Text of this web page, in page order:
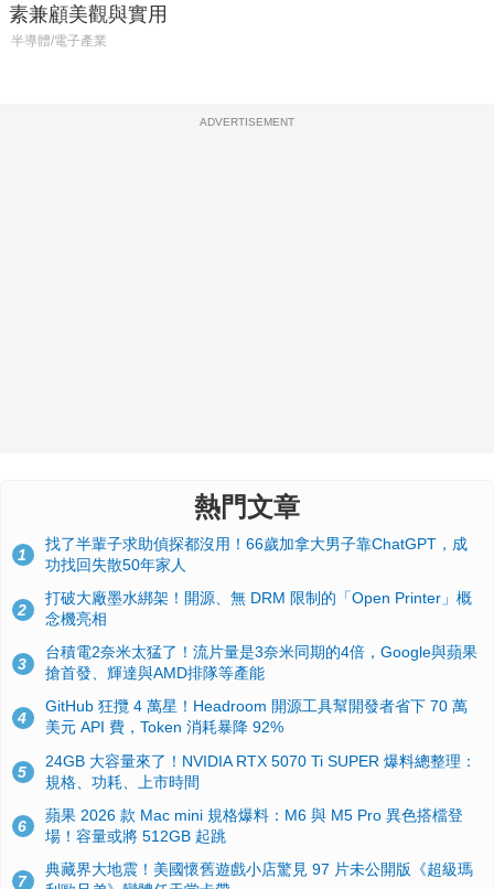
素兼顧美觀與實用
半導體/電子產業
ADVERTISEMENT
熱門文章
1
找了半輩子求助偵探都沒用！66歲加拿大男子靠ChatGPT，成
功找回失散50年家人
2
打破大廠墨水綁架！開源、無 DRM 限制的「Open Printer」概
念機亮相
3
台積電2奈米太猛了！流片量是3奈米同期的4倍，Google與蘋果
搶首發、輝達與AMD排隊等產能
4
GitHub 狂攬 4 萬星！Headroom 開源工具幫開發者省下 70 萬
美元 API 費，Token 消耗暴降 92%
5
24GB 大容量來了！NVIDIA RTX 5070 Ti SUPER 爆料總整理：
規格、功耗、上市時間
6
蘋果 2026 款 Mac mini 規格爆料：M6 與 M5 Pro 異色搭檔登
場！容量或將 512GB 起跳
7
典藏界大地震！美國懷舊遊戲小店驚見 97 片未公開版《超級瑪